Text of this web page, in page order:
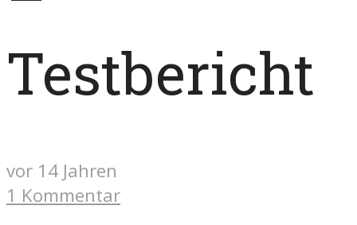
Testbericht
vor 14 Jahren
1 Kommentar